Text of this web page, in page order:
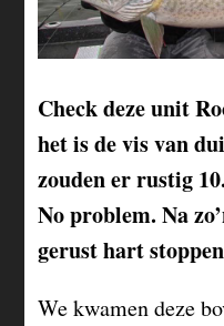
Check deze unit
het is de vis van
zouden er rustig
No problem. Na
gerust hart
We kwamen deze